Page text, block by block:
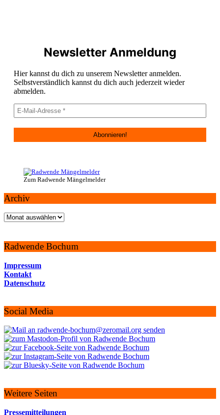
Newsletter Anmeldung
Hier kannst du dich zu unserem Newsletter anmelden.
Selbstverständlich kannst du dich auch jederzeit wieder
abmelden.
Zum Radwende Mängelmelder
Archiv
Archiv
Radwende Bochum
Impressum
Kontakt
Datenschutz
Social Media
Weitere Seiten
Pressemitteilungen